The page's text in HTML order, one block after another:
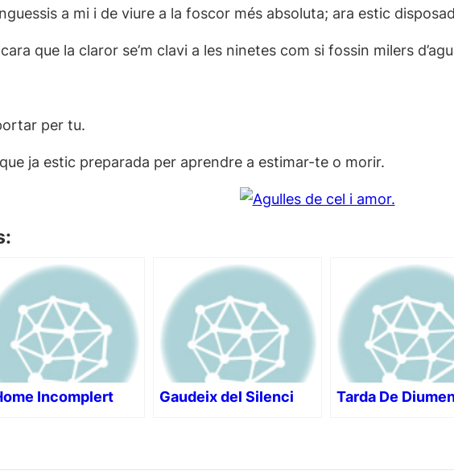
a mi i de viure a la foscor més absoluta; ara estic
que la claror se’m clavi a les ninetes com si fossin milers
per tu.
ja estic preparada per aprendre a estimar-te o morir.
Incomplert Gaudeix del Silenci Tarda De